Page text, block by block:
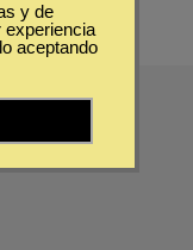
y de
experiencia
aceptando